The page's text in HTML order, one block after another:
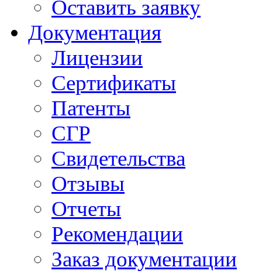
Оставить заявку
Документация
Лицензии
Сертификаты
Патенты
СГР
Свидетельства
Отзывы
Отчеты
Рекомендации
Заказ документации